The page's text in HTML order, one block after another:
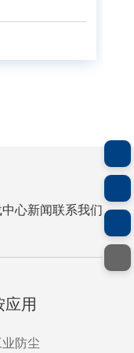
心新闻联系我们
应用
防尘